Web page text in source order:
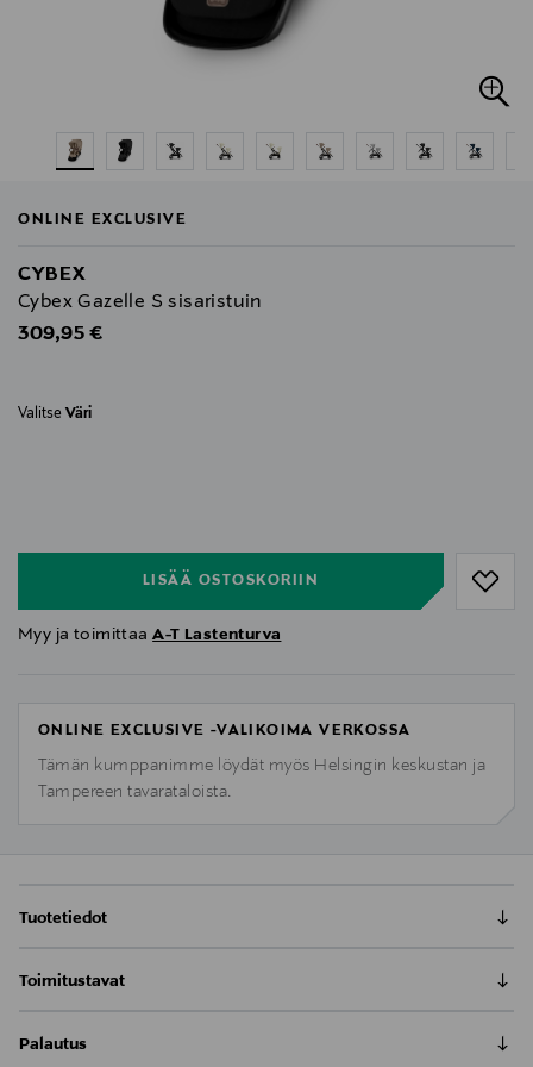
ONLINE EXCLUSIVE
CYBEX
Cybex Gazelle S sisaristuin
Original Price
309,95 €
Valitse Väri
LISÄÄ OSTOSKORIIN
Myy ja toimittaaA-T Lastenturva
ONLINE EXCLUSIVE -VALIKOIMA VERKOSSA
Tämän kumppanimme löydät myös Helsingin keskustan ja
Tampereen tavarataloista.
Tuotetiedot
eGazelle S ratasta voidaan käyttää kahden eri ikäisen
tuplarattaana. Sisaristuin on ominaisuuksiltaan lähes
Toimitustavat
0,00 € – 4,90 €
Palautus